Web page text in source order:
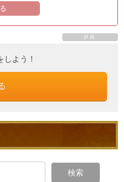
PR
しよう！
検索